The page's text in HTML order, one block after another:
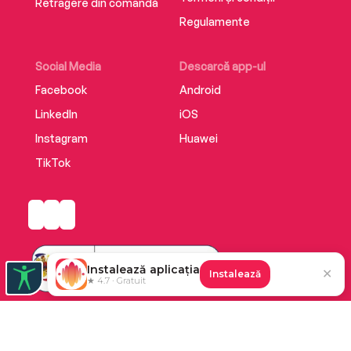
Retragere din comandă
Social Media
Facebook
LinkedIn
Instagram
TikTok
Descarcă app-ul
Android
iOS
Huawei
Regulamente
Instalează aplicația
★ 4.7 · Gratuit
Instalează ✕